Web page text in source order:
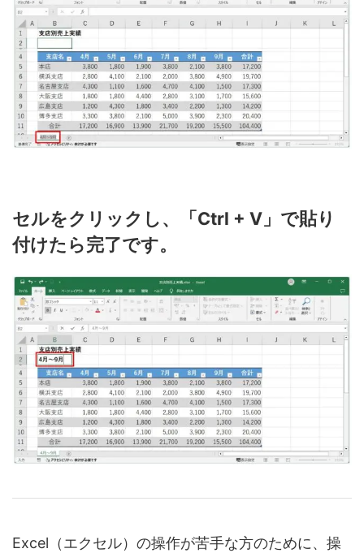
セルをクリックし、「Ctrl + V」で貼り
付けたら完了です。
Excel（エクセル）の操作が苦手な方のために、操